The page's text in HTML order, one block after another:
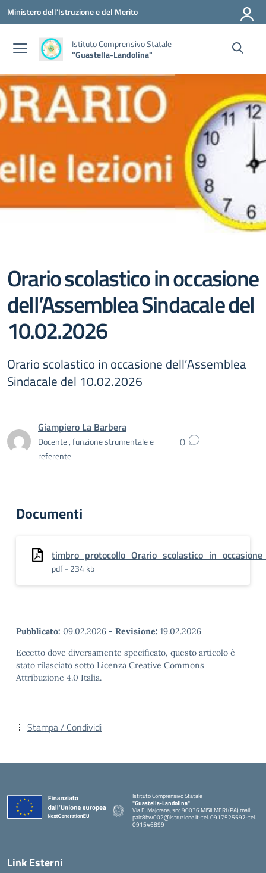
Vai ai contenuti
Vai al menu di navigazione
Vai al footer
Ministero dell'Istruzione e del Merito
Istituto Comprensivo Statale
"Guastella-Landolina"
Orario scolastico in occasione
dell’Assemblea Sindacale del
10.02.2026
Orario scolastico in occasione dell’Assemblea
Sindacale del 10.02.2026
Giampiero La Barbera
Docente , funzione strumentale e
referente
0
Documenti
pdf - 234 kb
Pubblicato: 09.02.2026 - Revisione: 19.02.2026
Eccetto dove diversamente specificato, questo articolo è
stato rilasciato sotto Licenza Creative Commons
Attribuzione 4.0 Italia.
Stampa / Condividi
Istituto Comprensivo Statale
"Guastella-Landolina"
Via E. Majorana, snc 90036 MISILMERI (PA) mail:
paic8bw002@istruzione.it-tel. 0917525597-tel.
091546899
Link Esterni